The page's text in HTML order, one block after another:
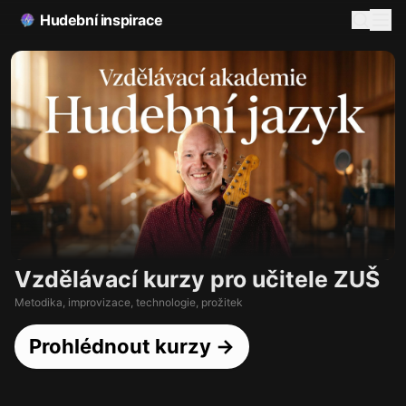
Hudební inspirace
Vzdělávací kurzy pro učitele ZUŠ
Metodika, improvizace, technologie, prožitek
Prohlédnout kurzy →